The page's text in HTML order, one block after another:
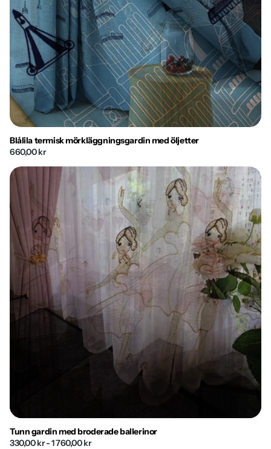
Blålila termisk mörkläggningsgardin med öljetter
660,00 kr
Tunn gardin med broderade ballerinor
330,00 kr- 1 760,00 kr